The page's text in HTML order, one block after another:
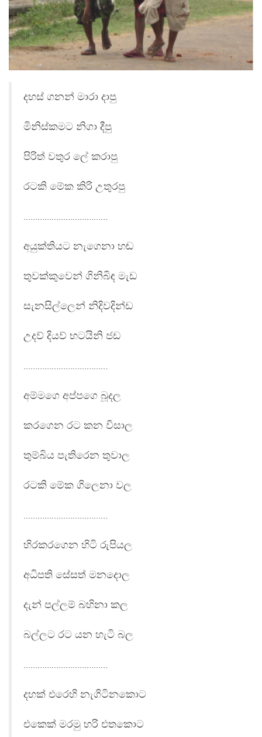
දහස් ගනන් මාරා දාපු
මිනිස්කමට නිගා දීපු
පිරිත් වතුර ලේ කරාපු
රටකි මේක කිරි උතුරපු
………………………………
අයුක්තියට නැගෙනා හඬ
තුවක්කුවෙන් ගිනිබිඳ මැඩ
සැනසිල්ලෙන් නිදිවදින්ඩ
උදව් දියව් භටයිනි ජඩ
………………………………
අම්මගෙ අප්පගෙ බූදල
කරගෙන රට කන විසාල
තුම්බිය පැතිරෙන තුවාල
රටකි මේක ගිලෙනා වල
………………………………
හිරකරගෙන හිටි රුපියල
අධිපති සේසත් මනදොල
දැන් පල්ලම් බහිනා කල
බල්ලට රට යන හැටි බල
………………………………
දහක් එරෙහි නැගිටිනකොට
එකෙක් මරමු හරි එතකොට